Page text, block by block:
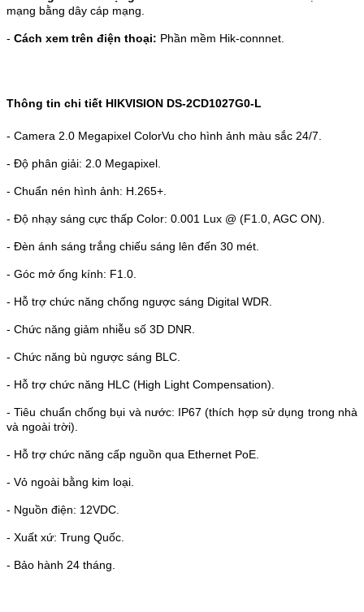
mạng bằng dây cáp mạng.
- Cách xem trên điện thoại: Phần mềm Hik-connnet.
Thông tin chi tiết HIKVISION DS-2CD1027G0-L
- Camera 2.0 Megapixel ColorVu cho hình ảnh màu sắc 24/7.
- Độ phân giải: 2.0 Megapixel.
- Chuẩn nén hình ảnh: H.265+.
- Độ nhạy sáng cực thấp Color: 0.001 Lux @ (F1.0, AGC ON).
- Đèn ánh sáng trắng chiếu sáng lên đến 30 mét.
- Góc mở ống kính: F1.0.
- Hỗ trợ chức năng chống ngược sáng Digital WDR.
- Chức năng giảm nhiễu số 3D DNR.
- Chức năng bù ngược sáng BLC.
- Hỗ trợ chức năng HLC (High Light Compensation).
- Tiêu chuẩn chống bụi và nước: IP67 (thích hợp sử dụng trong nhà
và ngoài trời).
- Hỗ trợ chức năng cấp nguồn qua Ethernet PoE.
- Vỏ ngoài bằng kim loại.
- Nguồn điện: 12VDC.
- Xuất xứ: Trung Quốc.
- Bảo hành 24 tháng.